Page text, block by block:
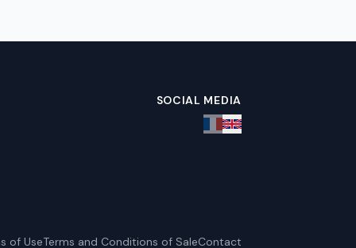
SOCIAL MEDIA
of UseTerms and Conditions of SaleContact